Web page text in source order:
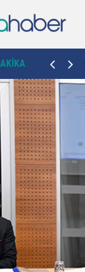
Kayak
sahası